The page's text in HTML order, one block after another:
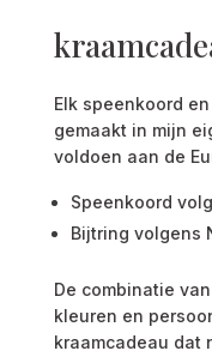
Elk speenkoord
gemaakt in mijn
voldoen aan de
Speenkoord
Bijtring volgens
De combinatie
kleuren en
kraamcadeau dat